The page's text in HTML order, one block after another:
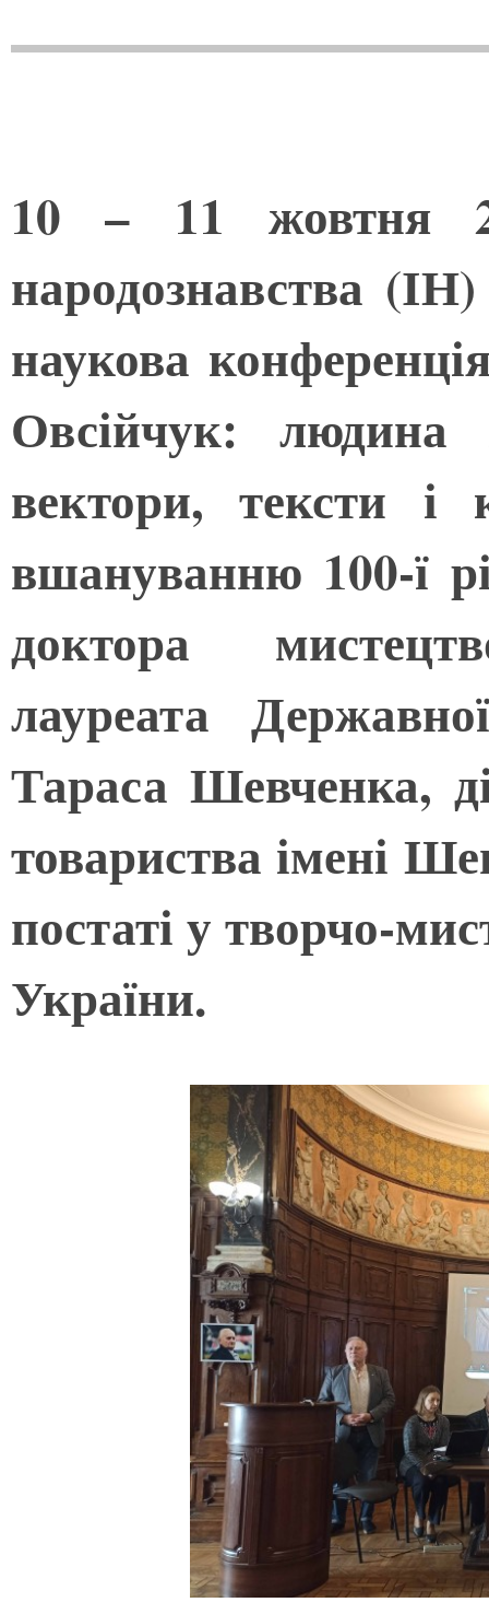
10 – 11 жовтня
народознавства
наукова
Овсійчук: людина
вектори, тексти і
вшануванню 100-ї
доктора
лауреата
Тараса Шевченка,
товариства імені
постаті у творчо-
України.